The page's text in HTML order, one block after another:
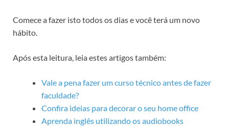
Comece a fazer isto todos os dias e você terá um novo
hábito.
Após esta leitura, leia estes artigos também:
Vale a pena fazer um curso técnico antes de fazer
faculdade?
Confira ideias para decorar o seu home office
Aprenda inglês utilizando os audiobooks